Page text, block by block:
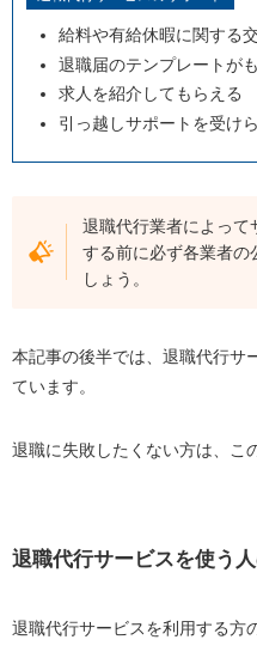
運営元で選ぶ
口コミで選ぶ
退職代行OITOMA
退職代行の利用を検討し
給料や有給休暇に関する
退職届のテンプレートが
求人を紹介してもらえる
引っ越しサポートを受け
退職代行業者によって
する前に必ず各業者の
しょう。
本記事の後半では、退職代行サ
ています。
退職に失敗したくない方は、こ
退職代行サービスを使う
退職代行サービスを利用する方